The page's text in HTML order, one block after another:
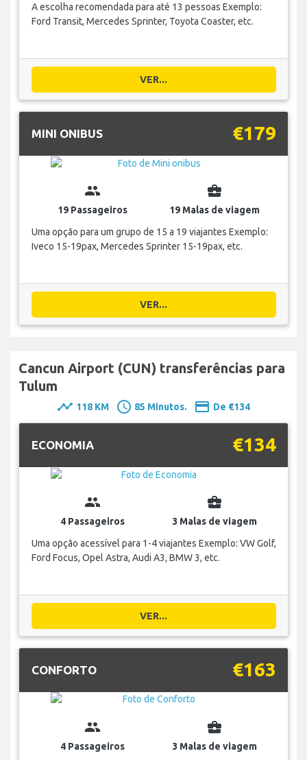
A escolha recomendada para até 13 pessoas Exemplo:
Ford Transit, Mercedes Sprinter, Toyota Coaster, etc.
VER...
MINI ONIBUS €179
group
19 Passageiros
business_center
19 Malas de viagem
Uma opção para um grupo de 15 a 19 viajantes Exemplo:
Iveco 15-19pax, Mercedes Sprinter 15-19pax, etc.
VER...
Cancun Airport (CUN) transferências para
Tulum
timeline 118 KM schedule 85 Minutos. payment De €134
ECONOMIA €134
group
4 Passageiros
business_center
3 Malas de viagem
Uma opção acessível para 1-4 viajantes Exemplo: VW Golf,
Ford Focus, Opel Astra, Audi A3, BMW 3, etc.
VER...
CONFORTO €163
group
4 Passageiros
business_center
3 Malas de viagem